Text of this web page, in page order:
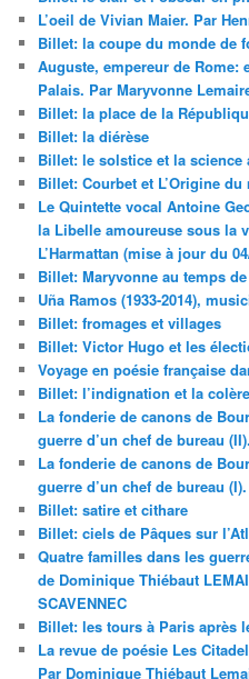
L’oeil de Vivian Maier. Par
Billet: la coupe du monde de
Auguste, empereur de Rome:
Palais. Par Maryvonne
Billet: la place de la
Billet: la diérèse
Billet: le solstice et la science
Billet: Courbet et L’Origine du
Le Quintette vocal Antoine
la Libelle amoureuse sous la
L’Harmattan (mise à jour du
Billet: Maryvonne au temps
Uña Ramos (1933-2014),
Billet: fromages et villages
Billet: Victor Hugo et les
Voyage en poésie française
Billet: l’indignation et la colère
La fonderie de canons de
guerre d’un chef de bureau
La fonderie de canons de
guerre d’un chef de bureau
Billet: satire et cithare
Billet: ciels de Pâques sur
Quatre familles dans les
de Dominique Thiébaut
SCAVENNEC
Billet: les tours à Paris après
La revue de poésie Les
Par Dominique Thiébaut